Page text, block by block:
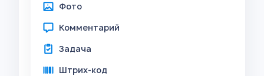
Фото
Комментарий
Задача
Штрих-код